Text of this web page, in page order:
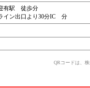
有駅 徒歩分
イン出口より30分IC 分
QRコードは、